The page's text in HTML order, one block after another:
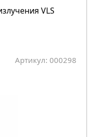
VLS
Артикул: 000298